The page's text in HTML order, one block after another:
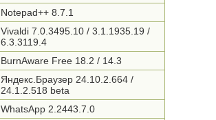
Notepad++ 8.7.1
Vivaldi 7.0.3495.10 / 3.1.1935.19 /
6.3.3119.4
BurnAware Free 18.2 / 14.3
Яндекс.Браузер 24.10.2.664 /
24.1.2.518 beta
WhatsApp 2.2443.7.0